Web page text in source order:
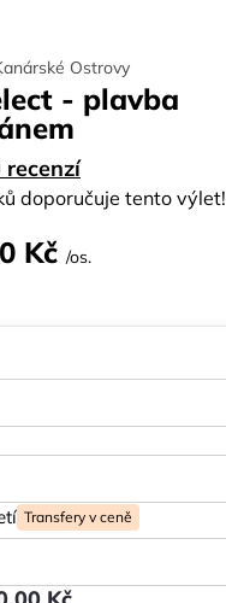
Ostrovy
- plavba
recenzí
doporučuje tento výlet!
Kč /os.
Transfery v ceně